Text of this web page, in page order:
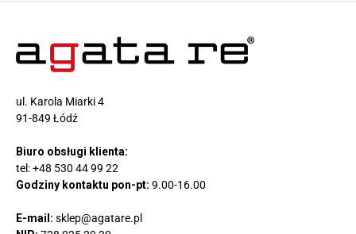
ul. Karola Miarki 4
91-849 Łódź
Biuro obsługi klienta:
tel:+48 530 44 99 22
Godziny kontaktu pon-pt: 9.00-16.00
E-mail: sklep@agatare.pl